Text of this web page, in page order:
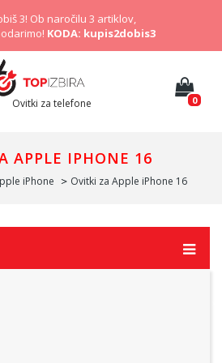
3! Ob naročilu 3 artiklov,
KODA: kupis2dobis3
Ovitki za telefone 0
APPLE IPHONE 16
iPhone Ovitki za Apple iPhone 16